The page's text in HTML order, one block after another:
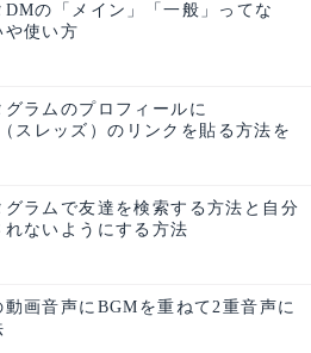
DMの「メイン」「一般」ってな
や使い方
グラムのプロフィールに
スレッズ）のリンクを貼る方法を
グラムで友達を検索する方法と自分
れないようにする方法
動画音声にBGMを重ねて2重音声に